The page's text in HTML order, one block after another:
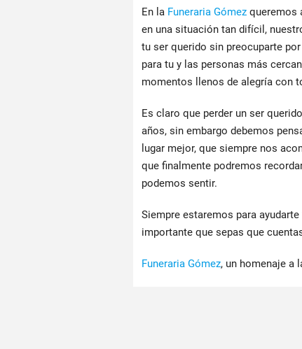
En la Funeraria Gómezqueremos
en una situación tan difícil,
tu ser querido sin preocuparte
para tu y las personas más
momentos llenos de alegría con
Es claro que perder un ser
años, sin embargo debemos
lugar mejor, que siempre nos
que finalmente podremos
podemos sentir.
Siempre estaremos para
importante que sepas que
Funeraria Gómez, un homenaje a